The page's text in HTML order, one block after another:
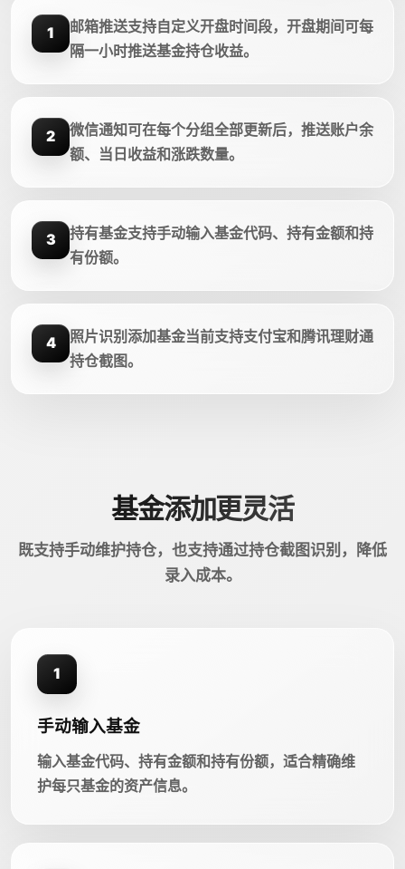
1
邮箱推送支持自定义开盘时间段，开盘期间可每
隔一小时推送基金持仓收益。
2
微信通知可在每个分组全部更新后，推送账户余
额、当日收益和涨跌数量。
3
持有基金支持手动输入基金代码、持有金额和持
有份额。
4
照片识别添加基金当前支持支付宝和腾讯理财通
持仓截图。
基金添加更灵活
既支持手动维护持仓，也支持通过持仓截图识别，降低
录入成本。
1
手动输入基金
输入基金代码、持有金额和持有份额，适合精确维
护每只基金的资产信息。